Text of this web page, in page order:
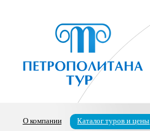
О компании
Каталог туров и цены